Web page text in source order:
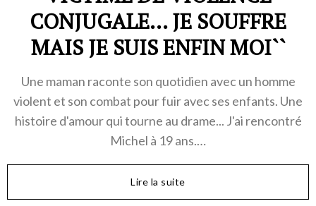
CONJUGALE... JE SOUFFRE
MAIS JE SUIS ENFIN MOI``
Une maman raconte son quotidien avec un homme
violent et son combat pour fuir avec ses enfants. Une
histoire d'amour qui tourne au drame... J'ai rencontré
Michel à 19 ans.…
Lire la suite